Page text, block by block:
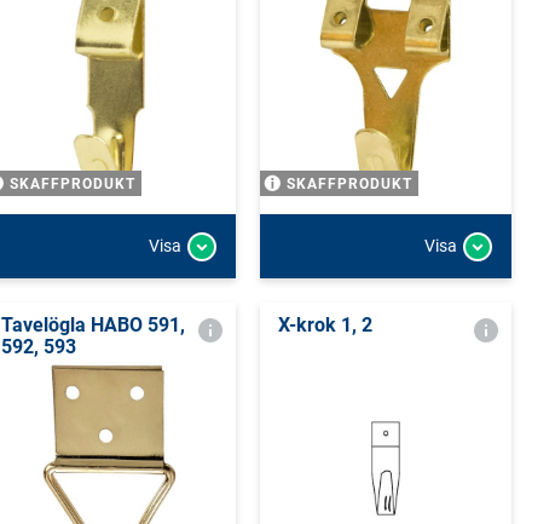
SKAFFPRODUKT
Visa
SKAFFPRODUKT
Visa
Tavelögla HABO 591,
592, 593
X-krok 1, 2